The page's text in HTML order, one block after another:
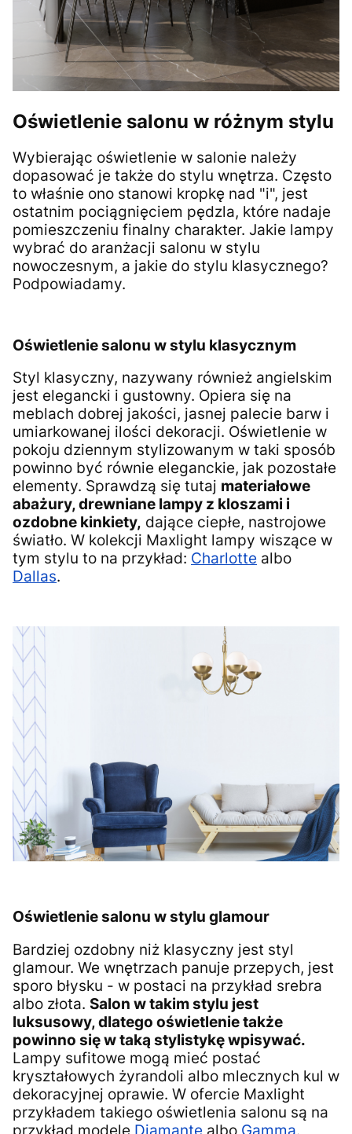
Oświetlenie salonu w różnym stylu
Wybierając oświetlenie w salonie należy
dopasować je także do stylu wnętrza. Często
to właśnie ono stanowi kropkę nad "i", jest
ostatnim pociągnięciem pędzla, które nadaje
pomieszczeniu finalny charakter. Jakie lampy
wybrać do aranżacji salonu w stylu
nowoczesnym, a jakie do stylu klasycznego?
Podpowiadamy.
Oświetlenie salonu w stylu klasycznym
Styl klasyczny, nazywany również angielskim
jest elegancki i gustowny. Opiera się na
meblach dobrej jakości, jasnej palecie barw i
umiarkowanej ilości dekoracji. Oświetlenie w
pokoju dziennym stylizowanym w taki sposób
powinno być równie eleganckie, jak pozostałe
elementy. Sprawdzą się tutaj materiałowe
abażury, drewniane lampy z kloszami i
ozdobne kinkiety, dające ciepłe, nastrojowe
światło. W kolekcji Maxlight lampy wiszące w
tym stylu to na przykład: Charlotte albo
Dallas.
Oświetlenie salonu w stylu glamour
Bardziej ozdobny niż klasyczny jest styl
glamour. We wnętrzach panuje przepych, jest
sporo błysku - w postaci na przykład srebra
albo złota. Salon w takim stylu jest
luksusowy, dlatego oświetlenie także
powinno się w taką stylistykę wpisywać.
Lampy sufitowe mogą mieć postać
kryształowych żyrandoli albo mlecznych kul w
dekoracyjnej oprawie. W ofercie Maxlight
przykładem takiego oświetlenia salonu są na